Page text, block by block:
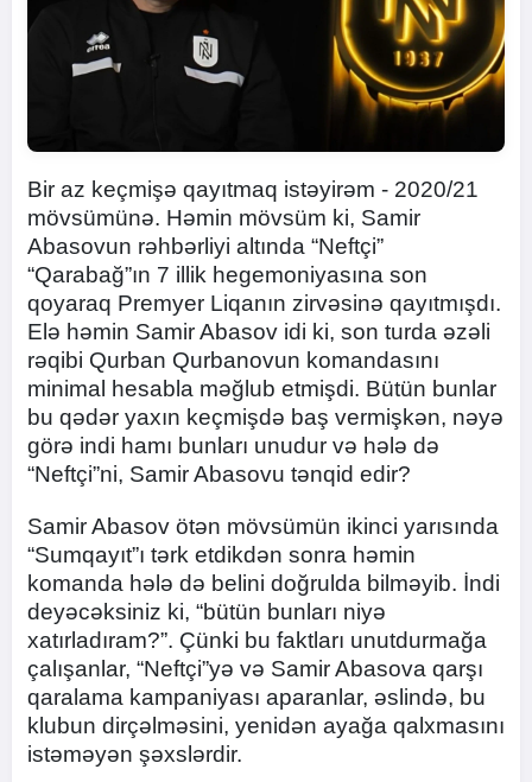
Bir az keçmişə qayıtmaq istəyirəm - 2020/21
mövsümünə. Həmin mövsüm ki, Samir
Abasovun rəhbərliyi altında “Neftçi”
“Qarabağ”ın 7 illik hegemoniyasına son
qoyaraq Premyer Liqanın zirvəsinə qayıtmışdı.
Elə həmin Samir Abasov idi ki, son turda əzəli
rəqibi Qurban Qurbanovun komandasını
minimal hesabla məğlub etmişdi. Bütün bunlar
bu qədər yaxın keçmişdə baş vermişkən, nəyə
görə indi hamı bunları unudur və hələ də
“Neftçi”ni, Samir Abasovu tənqid edir?
Samir Abasov ötən mövsümün ikinci yarısında
“Sumqayıt”ı tərk etdikdən sonra həmin
komanda hələ də belini doğrulda bilməyib. İndi
deyəcəksiniz ki, “bütün bunları niyə
xatırladıram?”. Çünki bu faktları unutdurmağa
çalışanlar, “Neftçi”yə və Samir Abasova qarşı
qaralama kampaniyası aparanlar, əslində, bu
klubun dirçəlməsini, yenidən ayağa qalxmasını
istəməyən şəxslərdir.